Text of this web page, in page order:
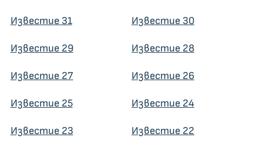
Известие 31 Известие 30
Известие 29 Известие 28
Известие 27 Известие 26
Известие 25 Известие 24
Известие 23 Известие 22